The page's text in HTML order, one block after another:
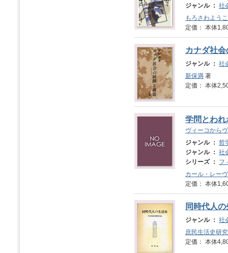
ジャンル ： 社
もろさわようこ
定価： 本体
カナダ社
ジャンル ： 社
新保満 著
定価： 本体
学問とわ
ヴィーコから
ジャンル ： 哲
ジャンル ： 社
シリーズ ： フ
カール・レー
定価： 本体
同時代人
ジャンル ： 社
庶民生活史研
定価： 本体